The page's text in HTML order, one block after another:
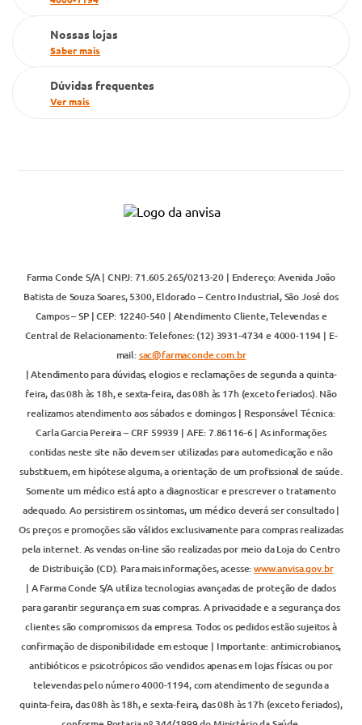
Televendas
Nossas lojas
Saber mais
Dúvidas frequentes
Ver mais
Farma Conde S/A | CNPJ: 71.605.265/0213-20 | Endereço: Avenida João
Batista de Souza Soares, 5300, Eldorado – Centro Industrial, São José dos
Campos – SP | CEP: 12240-540 | Atendimento Cliente, Televendas e
Central de Relacionamento: Telefones: (12) 3931-4734 e 4000-1194 | E-
mail:sac@farmaconde.com.br
| Atendimento para dúvidas, elogios e reclamações de segunda a quinta-
feira, das 08h às 18h, e sexta-feira, das 08h às 17h (exceto feriados). Não
realizamos atendimento aos sábados e domingos | Responsável Técnica:
Carla Garcia Pereira – CRF 59939 | AFE: 7.86116-6 | As informações
contidas neste site não devem ser utilizadas para automedicação e não
substituem, em hipótese alguma, a orientação de um profissional de saúde.
Somente um médico está apto a diagnosticar e prescrever o tratamento
adequado. Ao persistirem os sintomas, um médico deverá ser consultado |
Os preços e promoções são válidos exclusivamente para compras realizadas
pela internet. As vendas on-line são realizadas por meio da Loja do Centro
de Distribuição (CD). Para mais informações, acesse:www.anvisa.gov.br
| A Farma Conde S/A utiliza tecnologias avançadas de proteção de dados
para garantir segurança em suas compras. A privacidade e a segurança dos
clientes são compromissos da empresa. Todos os pedidos estão sujeitos à
confirmação de disponibilidade em estoque | Importante: antimicrobianos,
antibióticos e psicotrópicos são vendidos apenas em lojas físicas ou por
televendas pelo número 4000-1194, com atendimento de segunda a
quinta-feira, das 08h às 18h, e sexta-feira, das 08h às 17h (exceto feriados),